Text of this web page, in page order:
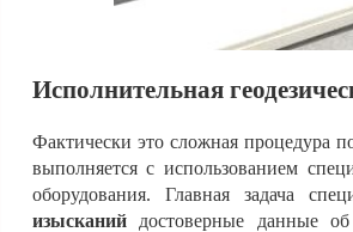
Исполнительная
Фактически это сложная процедура
выполняется с использованием
оборудования. Главная задача
изысканийдостоверные данные об